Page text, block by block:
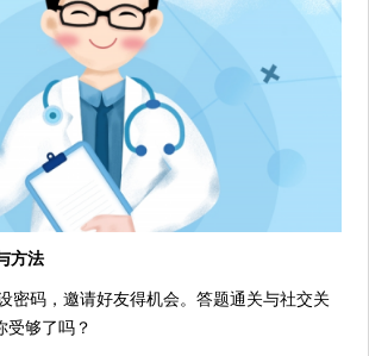
方法
密码，邀请好友得机会。答题通关与社交关
受够了吗？